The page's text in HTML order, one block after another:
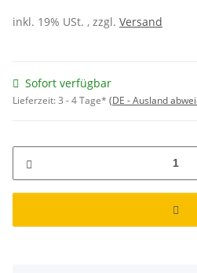
inkl. 19% USt. , zzgl. Versand
Sofort verfügbar
Lieferzeit:3 - 4 Tage* (DE - Ausland